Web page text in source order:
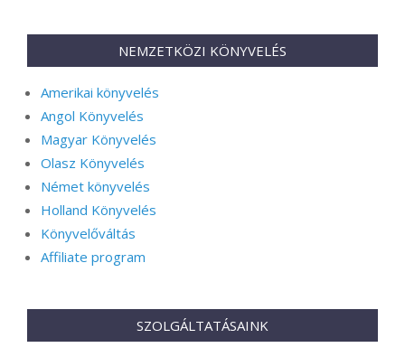
NEMZETKÖZI KÖNYVELÉS
Amerikai könyvelés
Angol Könyvelés
Magyar Könyvelés
Olasz Könyvelés
Német könyvelés
Holland Könyvelés
Könyvelőváltás
Affiliate program
SZOLGÁLTATÁSAINK